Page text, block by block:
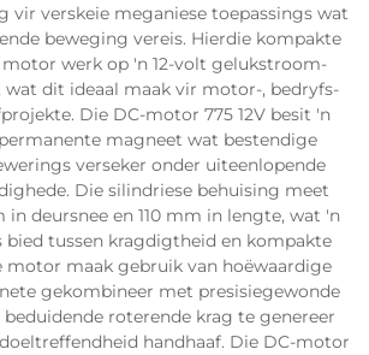
vir verskeie meganiese toepassings wat
beweging vereis. Hierdie kompakte
werk op 'n 12-volt gelukstroom-
wat dit ideaal maak vir motor-, bedryfs-
Die DC-motor 775 12V besit 'n
magneet wat bestendige
verseker onder uiteenlopende
Die silindriese behuising meet
in deursnee en 110 mm in lengte, wat 'n
bied tussen kragdigtheid en kompakte
maak gebruik van hoëwaardige
gekombineer met presisiegewonde
roterende krag te genereer
handhaaf. Die DC-motor